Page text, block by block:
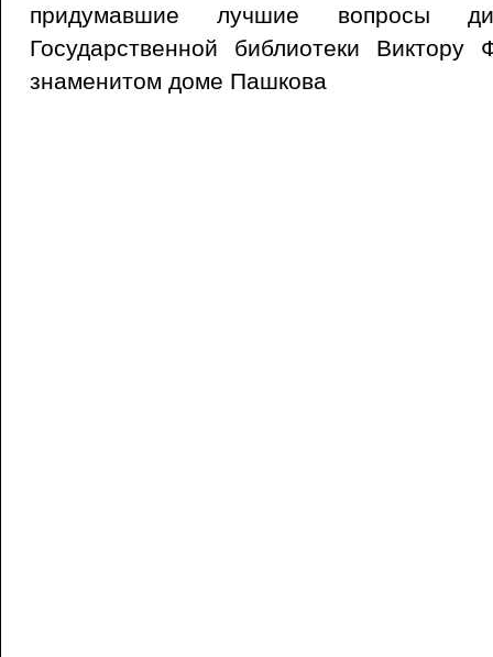
придумавшие лучшие вопросы
Государственной библиотеки
знаменитом доме Пашкова